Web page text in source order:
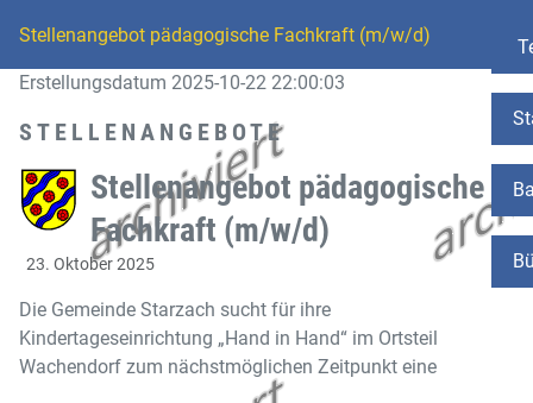
Stellenangebot pädagogische Fachkraft (m/w/d)
Erstellungsdatum 2025-10-22 22:00:03
STELLENANGEBOTE
Stellenangebot pädagogische
Fachkraft (m/w/d)
23. Oktober 2025
Die Gemeinde Starzach sucht für ihre
Kindertageseinrichtung „Hand in Hand“ im Ortsteil
Wachendorf zum nächstmöglichen Zeitpunkt eine